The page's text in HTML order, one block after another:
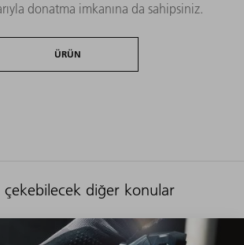
donatma imkanına da sahipsiniz.
ÜRÜN
çekebilecek diğer konular